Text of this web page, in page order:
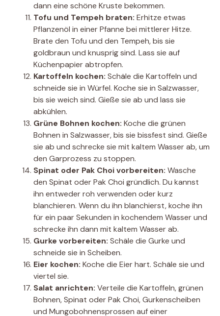
dann eine schöne Kruste bekommen.
Tofu und Tempeh braten: Erhitze etwas
Pflanzenöl in einer Pfanne bei mittlerer Hitze.
Brate den Tofu und den Tempeh, bis sie
goldbraun und knusprig sind. Lass sie auf
Küchenpapier abtropfen.
Kartoffeln kochen: Schäle die Kartoffeln und
schneide sie in Würfel. Koche sie in Salzwasser,
bis sie weich sind. Gieße sie ab und lass sie
abkühlen.
Grüne Bohnen kochen: Koche die grünen
Bohnen in Salzwasser, bis sie bissfest sind. Gieße
sie ab und schrecke sie mit kaltem Wasser ab, um
den Garprozess zu stoppen.
Spinat oder Pak Choi vorbereiten: Wasche
den Spinat oder Pak Choi gründlich. Du kannst
ihn entweder roh verwenden oder kurz
blanchieren. Wenn du ihn blanchierst, koche ihn
für ein paar Sekunden in kochendem Wasser und
schrecke ihn dann mit kaltem Wasser ab.
Gurke vorbereiten: Schäle die Gurke und
schneide sie in Scheiben.
Eier kochen: Koche die Eier hart. Schäle sie und
viertel sie.
Salat anrichten: Verteile die Kartoffeln, grünen
Bohnen, Spinat oder Pak Choi, Gurkenscheiben
und Mungobohnensprossen auf einer